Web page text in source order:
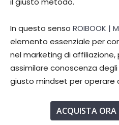
In questo senso ROIBOOK | M
elemento essenziale per
nel marketing di
assimilare conoscenza
giusto mindset per operare
ACQUISTA